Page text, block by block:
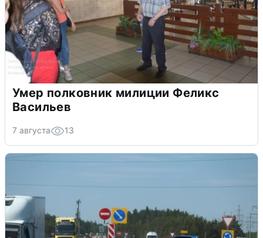
Умер полковник милиции Феликс
Васильев
7 августа 13